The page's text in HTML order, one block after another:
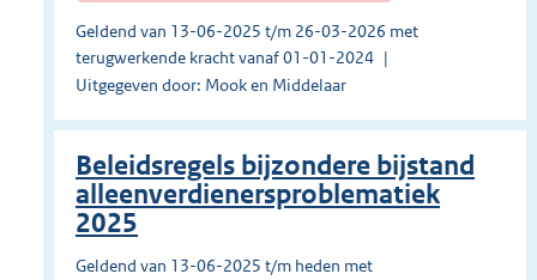
Geldend van 13-06-2025 t/m 26-03-2026 met
terugwerkende kracht vanaf 01-01-2024
Uitgegeven door: Mook en Middelaar
Beleidsregels bijzondere bijstand
alleenverdienersproblematiek
2025
Geldend van 13-06-2025 t/m heden met